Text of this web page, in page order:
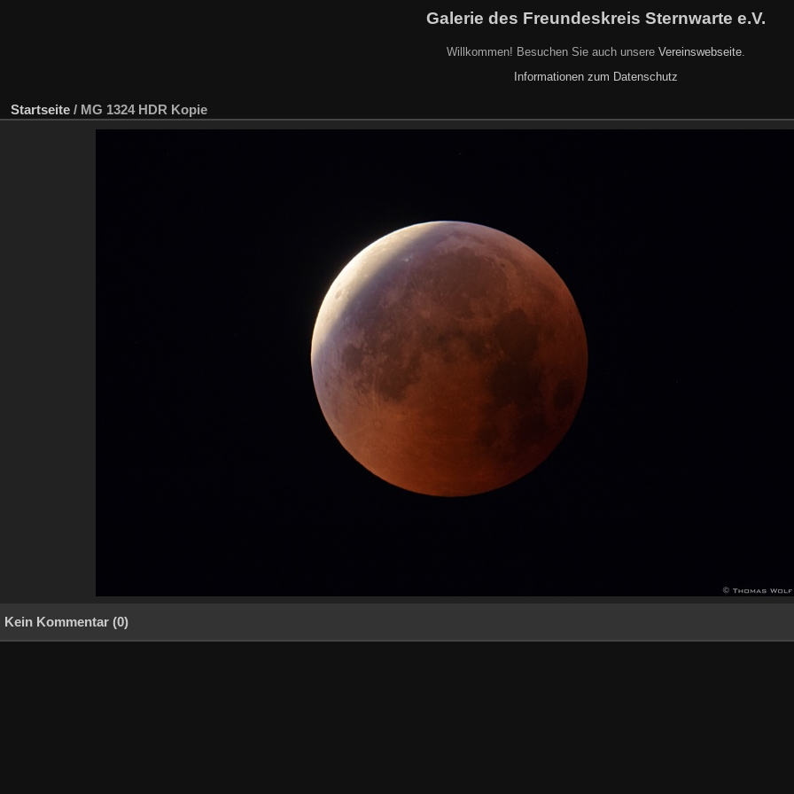
Galerie des Freundeskreis Sternwarte e.V.
Willkommen! Besuchen Sie auch unsere Vereinswebseite.
Informationen zum Datenschutz
Startseite / MG 1324 HDR Kopie
Kein Kommentar (0)